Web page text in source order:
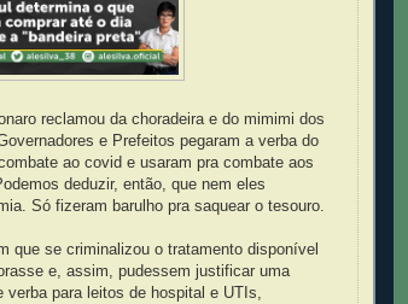
reclamou da choradeira e do mimimi dos
e Prefeitos pegaram a verba do
ao covid e usaram pra combate aos
deduzir, então, que nem eles
Só fizeram barulho pra saquear o tesouro.
que se criminalizou o tratamento disponível
e, assim, pudessem justificar uma
verba para leitos de hospital e UTIs,